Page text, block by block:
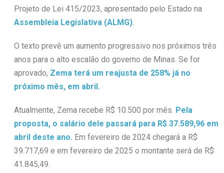
Projeto de Lei 415/2023, apresentado pelo Estado na
Assembleia Legislativa (ALMG).
O texto prevê um aumento progressivo nos próximos três
anos para o alto escalão do governo de Minas. Se for
aprovado, Zema terá um reajusta de 258% já no
próximo mês, em abril.
Atualmente, Zema recebe R$ 10.500 por mês. Pela
proposta, o salário dele passará para R$ 37.589,96 em
abril deste ano. Em fevereiro de 2024 chegará a R$
39.717,69 e em fevereiro de 2025 o montante será de R$
41.845,49.